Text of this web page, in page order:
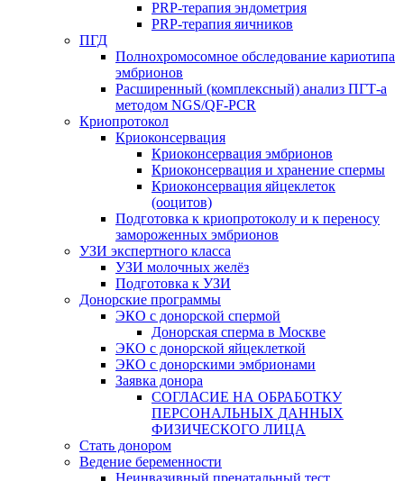
PRP-терапия эндометрия
PRP-терапия яичников
ПГД
Полнохромосомное обследование кариотипа
эмбрионов
Расширенный (комплексный) анализ ПГТ-а
методом NGS/QF-PCR
Криопротокол
Криоконсервация
Криоконсервация эмбрионов
Криоконсервация и хранение спермы
Криоконсервация яйцеклеток
(ооцитов)
Подготовка к криопротоколу и к переносу
замороженных эмбрионов
УЗИ экспертного класса
УЗИ молочных желёз
Подготовка к УЗИ
Донорские программы
ЭКО с донорской спермой
Донорская сперма в Москве
ЭКО с донорской яйцеклеткой
ЭКО с донорскими эмбрионами
Заявка донора
СОГЛАСИЕ НА ОБРАБОТКУ
ПЕРСОНАЛЬНЫХ ДАННЫХ
ФИЗИЧЕСКОГО ЛИЦА
Стать донором
Ведение беременности
Неинвазивный пренатальный тест